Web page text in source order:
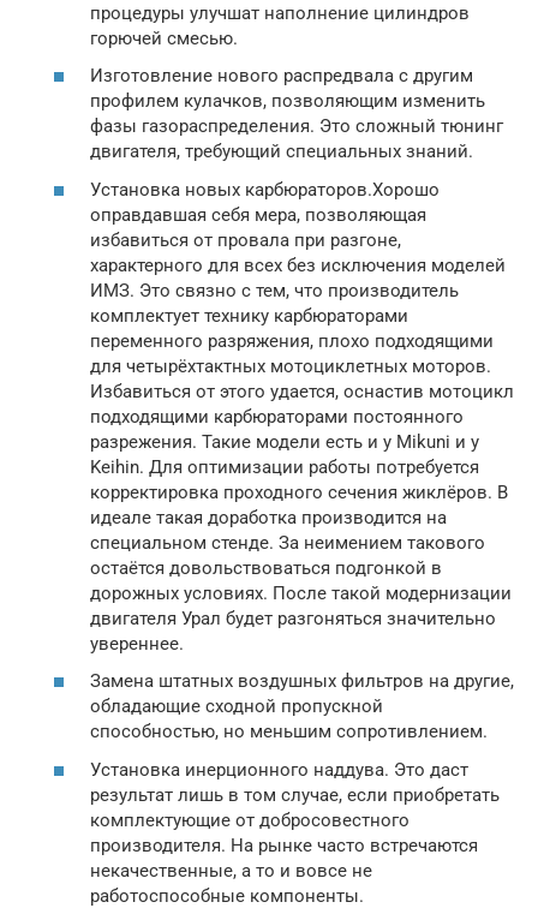
процедуры улучшат наполнение цилиндров
горючей смесью.
Изготовление нового распредвала с другим
профилем кулачков, позволяющим изменить
фазы газораспределения. Это сложный тюнинг
двигателя, требующий специальных знаний.
Установка новых карбюраторов.Хорошо
оправдавшая себя мера, позволяющая
избавиться от провала при разгоне,
характерного для всех без исключения моделей
ИМЗ. Это связно с тем, что производитель
комплектует технику карбюраторами
переменного разряжения, плохо подходящими
для четырёхтактных мотоциклетных моторов.
Избавиться от этого удается, оснастив мотоцикл
подходящими карбюраторами постоянного
разрежения. Такие модели есть и у Mikuni и у
Keihin. Для оптимизации работы потребуется
корректировка проходного сечения жиклёров. В
идеале такая доработка производится на
специальном стенде. За неимением такового
остаётся довольствоваться подгонкой в
дорожных условиях. После такой модернизации
двигателя Урал будет разгоняться значительно
увереннее.
Замена штатных воздушных фильтров на другие,
обладающие сходной пропускной
способностью, но меньшим сопротивлением.
Установка инерционного наддува. Это даст
результат лишь в том случае, если приобретать
комплектующие от добросовестного
производителя. На рынке часто встречаются
некачественные, а то и вовсе не
работоспособные компоненты.